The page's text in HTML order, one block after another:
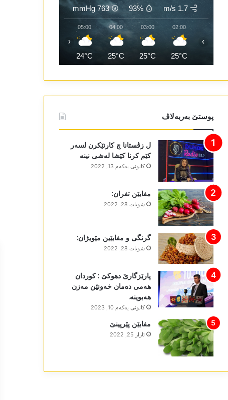
1.7 m/s
93%
763
mmHg
02:00
25°C
03:00
25°C
04:00
25°C
05:00
24°C
‹ ›
پوستێ بەربەلاڤ
ل زڤستانا چ کارتێکرن لسەر
کێم کرنا کێشا لەشی نینە
كانونی یه‌كه‌م 13, 2022
مفایێن تفران:
شوبات 28, 2022
گرنگی و مفایێین مێویژان:
شوبات 28, 2022
پارێزگارێ دھوکێ : کوردان
ھەمی دەمان خەونێن مەزن
ھەبوینە.
كانونی یه‌كه‌م 10, 2023
مفایێن پێرپینێ
ئازار 25, 2022